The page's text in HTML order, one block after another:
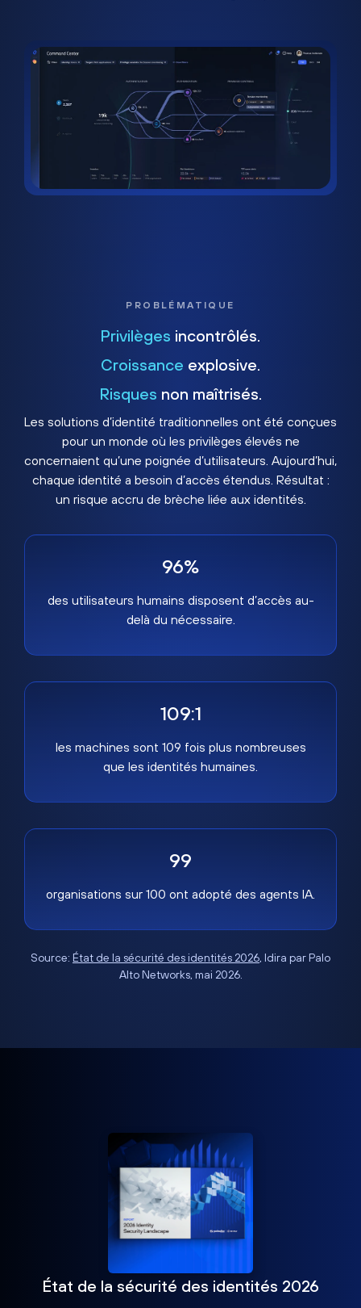
PROBLÉMATIQUE
Privilèges incontrôlés.
Croissance explosive.
Risques non maîtrisés.
Les solutions d’identité traditionnelles ont été conçues
pour un monde où les privilèges élevés ne
concernaient qu’une poignée d’utilisateurs. Aujourd’hui,
chaque identité a besoin d’accès étendus. Résultat :
un risque accru de brèche liée aux identités.
96%
des utilisateurs humains disposent d’accès au-
delà du nécessaire.
109:1
les machines sont 109 fois plus nombreuses
que les identités humaines.
99
organisations sur 100 ont adopté des agents IA.
Source: État de la sécurité des identités 2026, Idira par Palo
Alto Networks, mai 2026.
État de la sécurité des identités 2026